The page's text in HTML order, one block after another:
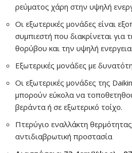
ρεύματος χάρη στην υψηλή
Οι εξωτερικές μονάδες είναι
συμπιεστή που διακρίνεται για
θορύβου και την υψηλή
Εξωτερικές μονάδες με
Οι εξωτερικές μονάδες της
μπορούν εύκολα να
βεράντα ή σε εξωτερικό τοίχο.
Πτερύγιο εναλλάκτη
αντιδιαβρωτική προστασία